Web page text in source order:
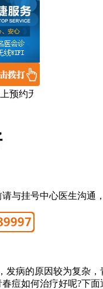
预约无需排队。温馨
与挂号中心医生沟通
发病的原因较为复杂
痘如何治疗好呢?下面